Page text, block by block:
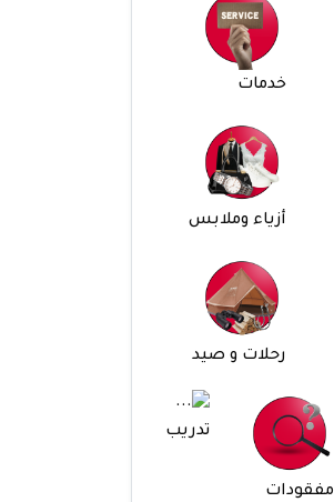
خدمات
أزياء وملابس
رحلات و صيد
مفقودات
تدريب